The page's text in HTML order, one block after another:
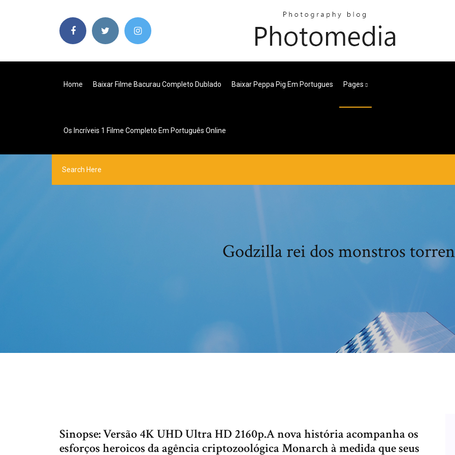
Home Baixar Filme Bacurau Completo Dublado Baixar Peppa Pig Em Portugues Pages
Os Incríveis 1 Filme Completo Em Português Online
Godzilla rei dos monstros
Sinopse: Versão 4K UHD Ultra HD 2160p.A nova história acompanha os
esforços heroicos da agência criptozoológica Monarch à medida que seus